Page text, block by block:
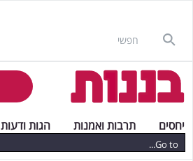
יחסים תרבות ואמנות הגות ודעות